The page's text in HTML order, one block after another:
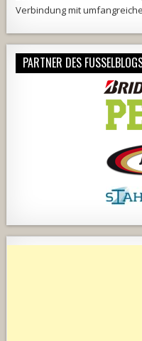
Verbindung mit
PARTNER DES